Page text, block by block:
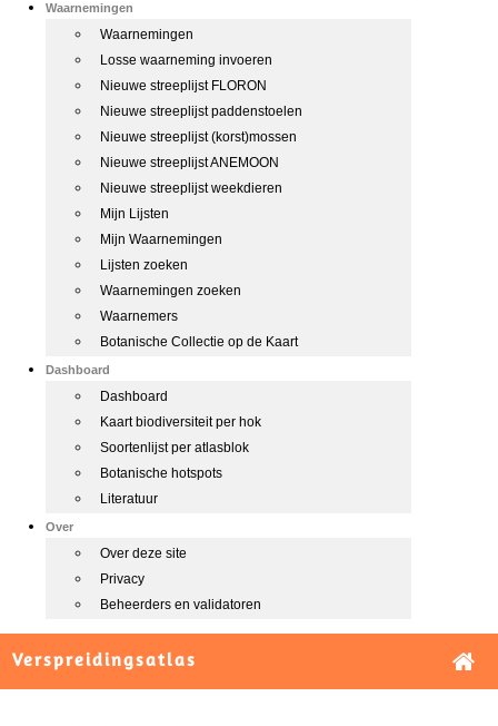
Waarnemingen
Waarnemingen
Losse waarneming invoeren
Nieuwe streeplijst FLORON
Nieuwe streeplijst paddenstoelen
Nieuwe streeplijst (korst)mossen
Nieuwe streeplijst ANEMOON
Nieuwe streeplijst weekdieren
Mijn Lijsten
Mijn Waarnemingen
Lijsten zoeken
Waarnemingen zoeken
Waarnemers
Botanische Collectie op de Kaart
Dashboard
Dashboard
Kaart biodiversiteit per hok
Soortenlijst per atlasblok
Botanische hotspots
Literatuur
Over
Over deze site
Privacy
Beheerders en validatoren
Verspreidingsatlas